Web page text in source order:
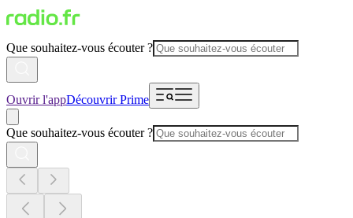
Que souhaitez-vous écouter ?
Ouvrir l'appDécouvrir Prime
Que souhaitez-vous écouter ?